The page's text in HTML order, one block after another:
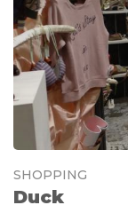
SHOPPING
Duck